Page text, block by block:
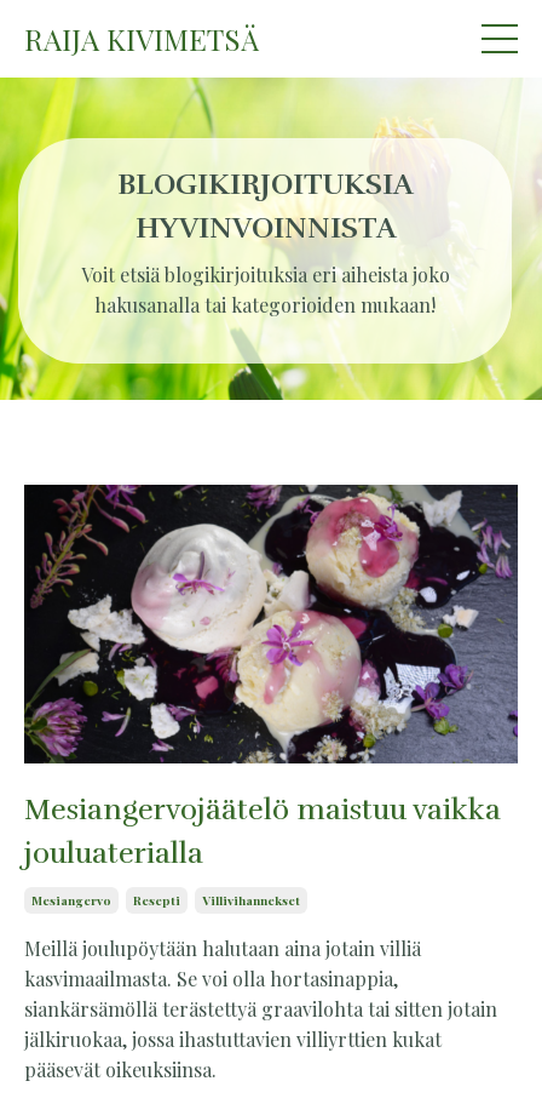
RAIJA KIVIMETSÄ
BLOGIKIRJOITUKSIA
HYVINVOINNISTA
Voit etsiä blogikirjoituksia eri aiheista joko
hakusanalla tai kategorioiden mukaan!
Mesiangervojäätelö maistuu vaikka
jouluaterialla
Mesiangervo Resepti Villivihannekset
Meillä joulupöytään halutaan aina jotain villiä
kasvimaailmasta. Se voi olla hortasinappia,
siankärsämöllä terästettyä graavilohta tai sitten jotain
jälkiruokaa, jossa ihastuttavien villiyrttien kukat
pääsevät oikeuksiinsa.